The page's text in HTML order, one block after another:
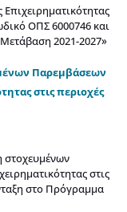
ΟΠΣ 6000746 και
2021-2027»
Παρεμβάσεων
στις περιοχές
στοχευμένων
στις
στο Πρόγραμμα